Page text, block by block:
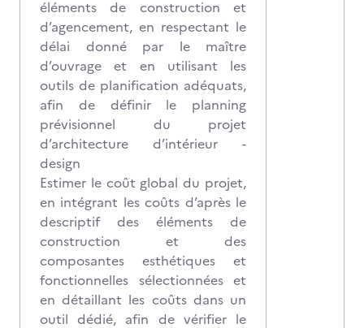
éléments de construction et
d’agencement, en respectant le
délai donné par le maître
d’ouvrage et en utilisant les
outils de planification adéquats,
afin de définir le planning
prévisionnel du projet
d’architecture d’intérieur -
design
Estimer le coût global du projet,
en intégrant les coûts d’après le
descriptif des éléments de
construction et des
composantes esthétiques et
fonctionnelles sélectionnées et
en détaillant les coûts dans un
outil dédié, afin de vérifier le